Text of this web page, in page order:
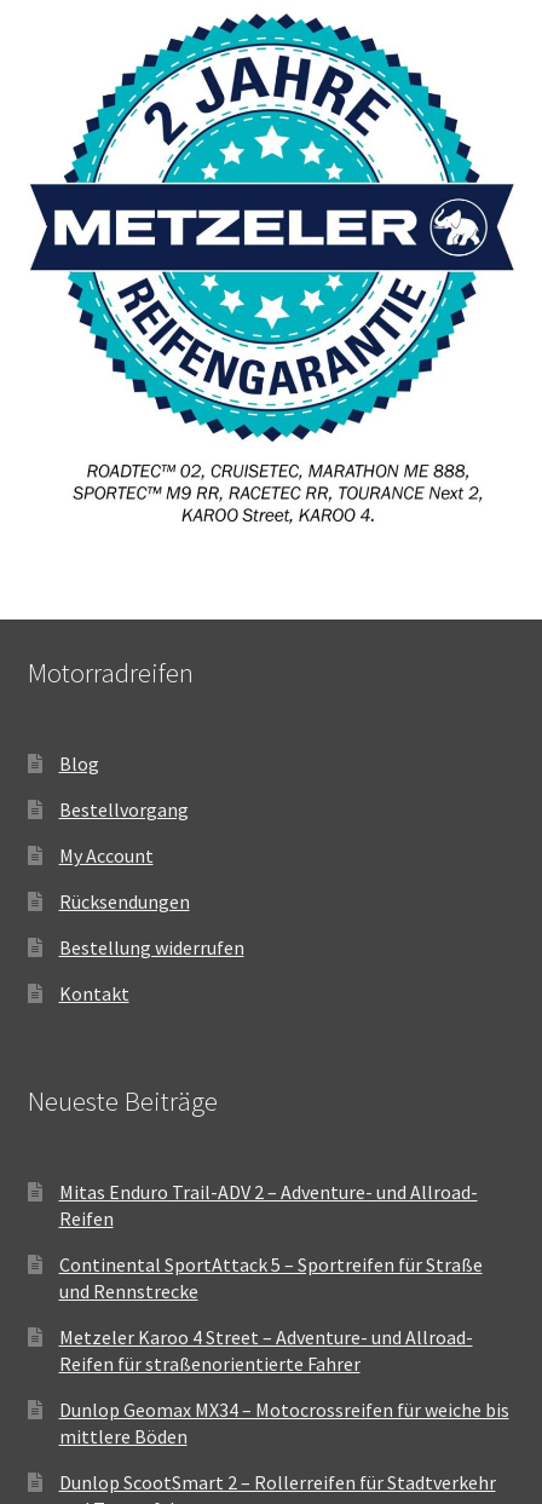
Motorradreifen
Blog
Bestellvorgang
My Account
Rücksendungen
Bestellung widerrufen
Kontakt
Neueste Beiträge
Mitas Enduro Trail-ADV 2 – Adventure- und Allroad-
Reifen
Continental SportAttack 5 – Sportreifen für Straße
und Rennstrecke
Metzeler Karoo 4 Street – Adventure- und Allroad-
Reifen für straßenorientierte Fahrer
Dunlop Geomax MX34 – Motocrossreifen für weiche bis
mittlere Böden
Dunlop ScootSmart 2 – Rollerreifen für Stadtverkehr